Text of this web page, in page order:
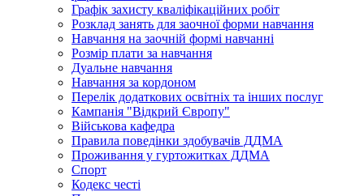
Графік захисту кваліфікаційних робіт
Розклад занять для заочної форми навчання
Навчання на заочній формі навчанні
Розмір плати за навчання
Дуальне навчання
Навчання за кордоном
Перелік додаткових освітніх та інших послуг
Кампанія "Відкрий Європу"
Військова кафедра
Правила поведінки здобувачів ДДМА
Проживання у гуртожитках ДДМА
Спорт
Кодекс честі